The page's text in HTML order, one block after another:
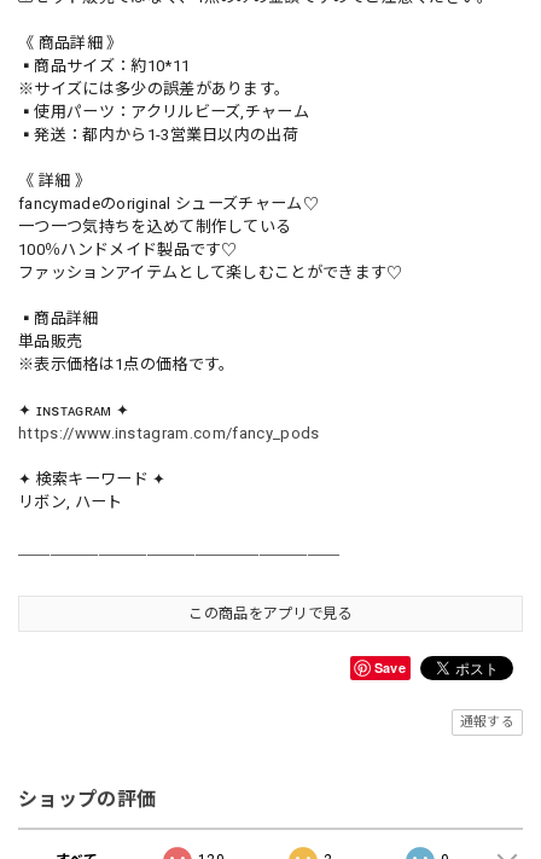
《 商品詳細 》
▪️商品サイズ：約10*11
※サイズには多少の誤差があります。
▪️使用パーツ：アクリルビーズ,チャーム
▪️発送：都内から1-3営業日以内の出荷
《 詳細 》
fancymadeのoriginal シューズチャーム♡
一つ一つ気持ちを込めて制作している
100％ハンドメイド製品です♡
ファッションアイテムとして楽しむことができます♡
▪️商品詳細
単品販売
※表示価格は1点の価格です。
✦ ɪɴsᴛᴀɢʀᴀᴍ ✦
https://www.instagram.com/fancy_pods
✦ 検索キーワード ✦
リボン, ハート
この商品をアプリで見る
Save
通報する
ショップの評価